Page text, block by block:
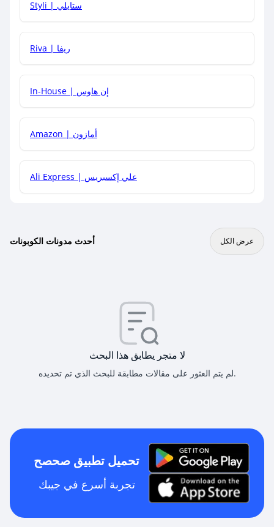
هل يمكنني جمع كود خصم مع العروض الأخرى؟
Styli | ستايلي
Riva | ريفا
In-House | إن هاوس
Amazon | أمازون
Ali Express | علي إكسبريس
أحدث مدونات الكوبونات عرض الكل
لا متجر يطابق هذا البحث
لم يتم العثور على مقالات مطابقة للبحث الذي تم تحديده.
تحميل تطبيق صحصح
تجربة أسرع في جيبك